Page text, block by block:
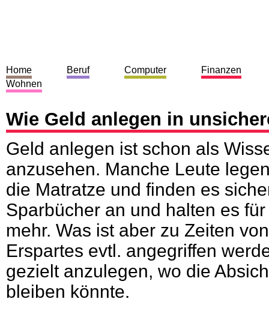
Wie Geld anlegen in
Geld anlegen ist schon als
anzusehen. Manche Leute
die Matratze und finden es
Sparbücher an und halten es
mehr. Was ist aber zu Zeiten
Erspartes evtl. angegriffen
gezielt anzulegen, wo die
bleiben könnte.
Home Beruf Computer
Finanzen
Wohnen